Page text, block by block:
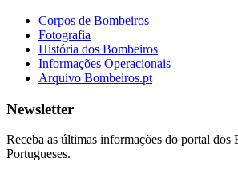
Corpos de Bombeiros
Fotografia
História dos Bombeiros
Informações Operacionais
Arquivo Bombeiros.pt
Newsletter
Receba as últimas informações do portal dos
Portugueses.